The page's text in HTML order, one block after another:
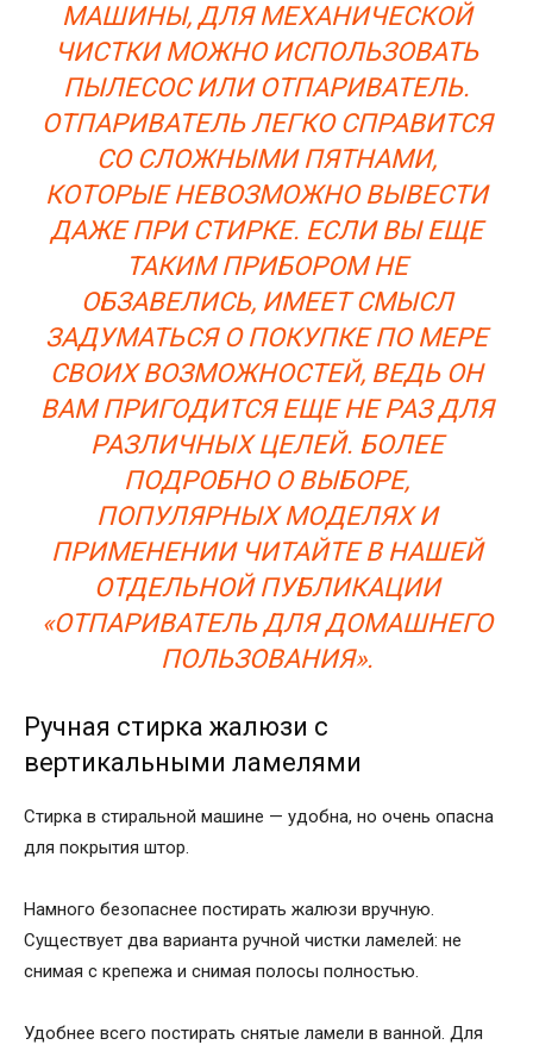
МАШИНЫ, ДЛЯ МЕХАНИЧЕСКОЙ
ЧИСТКИ МОЖНО ИСПОЛЬЗОВАТЬ
ПЫЛЕСОС ИЛИ ОТПАРИВАТЕЛЬ.
ОТПАРИВАТЕЛЬ ЛЕГКО СПРАВИТСЯ
СО СЛОЖНЫМИ ПЯТНАМИ,
КОТОРЫЕ НЕВОЗМОЖНО ВЫВЕСТИ
ДАЖЕ ПРИ СТИРКЕ. ЕСЛИ ВЫ ЕЩЕ
ТАКИМ ПРИБОРОМ НЕ
ОБЗАВЕЛИСЬ, ИМЕЕТ СМЫСЛ
ЗАДУМАТЬСЯ О ПОКУПКЕ ПО МЕРЕ
СВОИХ ВОЗМОЖНОСТЕЙ, ВЕДЬ ОН
ВАМ ПРИГОДИТСЯ ЕЩЕ НЕ РАЗ ДЛЯ
РАЗЛИЧНЫХ ЦЕЛЕЙ. БОЛЕЕ
ПОДРОБНО О ВЫБОРЕ,
ПОПУЛЯРНЫХ МОДЕЛЯХ И
ПРИМЕНЕНИИ ЧИТАЙТЕ В НАШЕЙ
ОТДЕЛЬНОЙ ПУБЛИКАЦИИ
«ОТПАРИВАТЕЛЬ ДЛЯ ДОМАШНЕГО
ПОЛЬЗОВАНИЯ».
Ручная стирка жалюзи с
вертикальными ламелями
Стирка в стиральной машине — удобна, но очень опасна
для покрытия штор.
Намного безопаснее постирать жалюзи вручную.
Существует два варианта ручной чистки ламелей: не
снимая с крепежа и снимая полосы полностью.
Удобнее всего постирать снятые ламели в ванной. Для